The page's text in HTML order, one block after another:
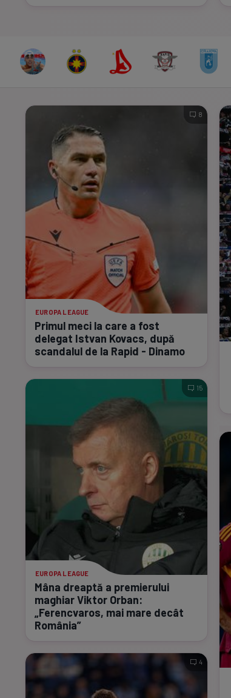
EUROPA LEAGUE
Primul meci la care a fost
delegat Istvan Kovacs, după
scandalul de la Rapid - Dinamo
8
EUROPA LEAGUE
Mâna dreaptă a premierului
maghiar Viktor Orban:
„Ferencvaros, mai mare decât
România”
15
4